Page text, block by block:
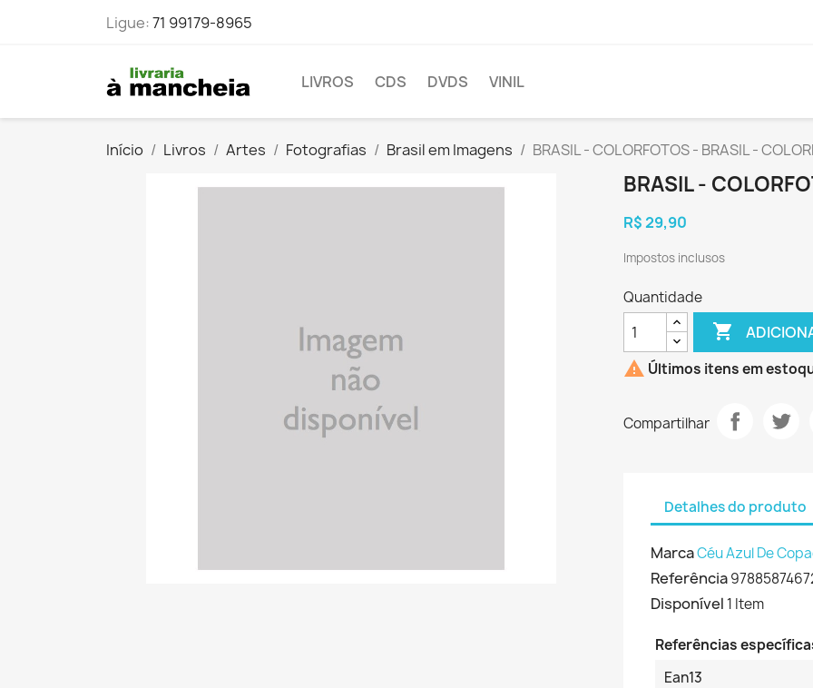
Ligue:71 99179-8965
LIVROS CDS DVDS VINIL
Início Livros Artes Fotografias Brasil em Imagens BRASIL - COLORFOTOS - BRASIL -
BRASIL -
R$ 29,90
Impostos inclusos
Quantidade

 Últimos itens em
Compartilhar
Detalhes do produto
MarcaCéu Azul De
Referência
Disponível 1 Item
Referências
Ean13